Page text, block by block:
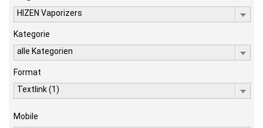
HIZEN Vaporizers
Kategorie
alle Kategorien
Format
Textlink (1)
Mobile